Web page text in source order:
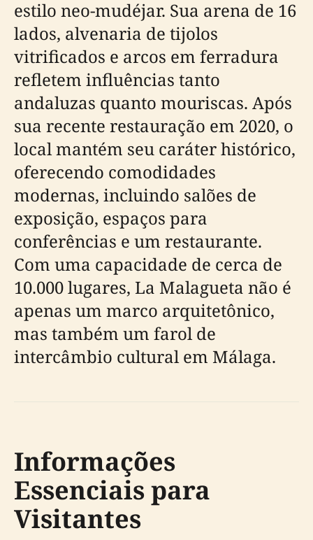
estilo neo-mudéjar. Sua arena de 16
lados, alvenaria de tijolos
vitrificados e arcos em ferradura
refletem influências tanto
andaluzas quanto mouriscas. Após
sua recente restauração em 2020, o
local mantém seu caráter histórico,
oferecendo comodidades
modernas, incluindo salões de
exposição, espaços para
conferências e um restaurante.
Com uma capacidade de cerca de
10.000 lugares, La Malagueta não é
apenas um marco arquitetônico,
mas também um farol de
intercâmbio cultural em Málaga.
Informações
Essenciais para
Visitantes